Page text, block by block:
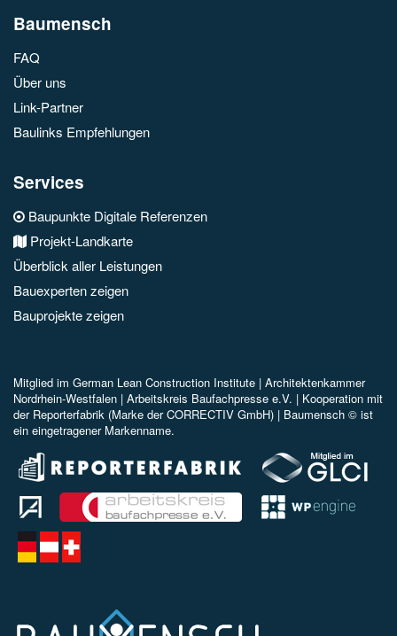
Baumensch
FAQ
Über uns
Link-Partner
Baulinks Empfehlungen
Services
Baupunkte Digitale Referenzen
Projekt-Landkarte
Überblick aller Leistungen
Bauexperten zeigen
Bauprojekte zeigen
Mitglied im German Lean Construction Institute | Architektenkammer
Nordrhein-Westfalen | Arbeitskreis Baufachpresse e.V. | Kooperation mit
der Reporterfabrik (Marke der CORRECTIV GmbH) | Baumensch © ist
ein eingetragener Markenname.